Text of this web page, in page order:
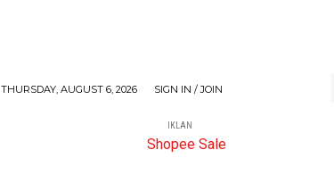
THURSDAY, AUGUST 6, 2026 SIGN IN / JOIN
IKLAN